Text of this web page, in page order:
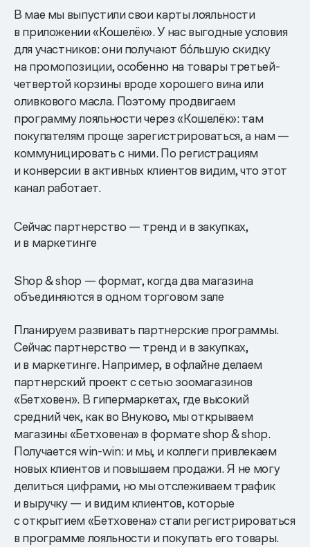
В мае мы выпустили свои карты лояльности
в приложении «Кошелёк». У нас выгодные условия
для участников: они получают бо́льшую скидку
на промопозиции, особенно на товары третьей-
четвертой корзины вроде хорошего вина или
оливкового масла. Поэтому продвигаем
программу лояльности через «Кошелёк»: там
покупателям проще зарегистрироваться, а нам —
коммуницировать с ними. По регистрациям
и конверсии в активных клиентов видим, что этот
канал работает.
Сейчас партнерство — тренд и в закупках,
и в маркетинге
Shop & shop — формат, когда два магазина
объединяются в одном торговом зале
Планируем развивать партнерские программы.
Сейчас партнерство — тренд и в закупках,
и в маркетинге. Например, в офлайне делаем
партнерский проект с сетью зоомагазинов
«Бетховен». В гипермаркетах, где высокий
средний чек, как во Внуково, мы открываем
магазины «Бетховена» в формате shop & shop.
Получается win-win: и мы, и коллеги привлекаем
новых клиентов и повышаем продажи. Я не могу
делиться цифрами, но мы отслеживаем трафик
и выручку — и видим клиентов, которые
с открытием «Бетховена» стали регистрироваться
в программе лояльности и покупать его товары.